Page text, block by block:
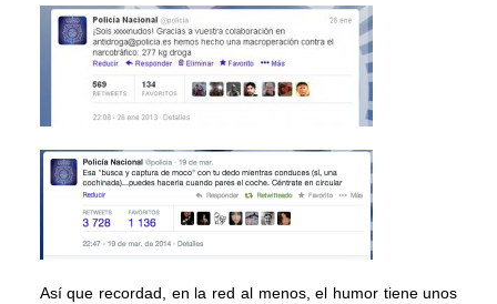
Así que recordad, en la red al menos, el humor tiene unos